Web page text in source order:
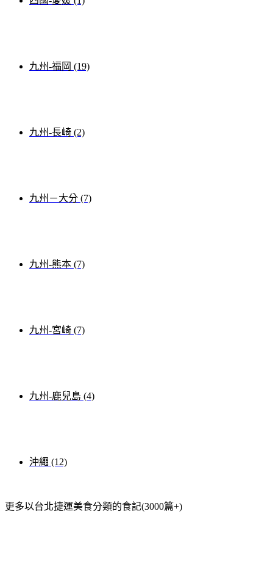
九州-福岡 (19)
九州-長崎 (2)
九州－大分 (7)
九州-熊本 (7)
九州-宮崎 (7)
九州-鹿兒島 (4)
沖繩 (12)
更多以台北捷運美食分類的食記(3000篇+)